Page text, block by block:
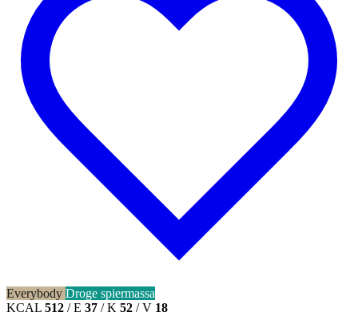
Everybody Droge spiermassa
KCAL 512 / E 37 / K 52 / V 18